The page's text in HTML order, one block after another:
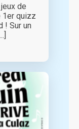
de
1er quizz
! Sur un